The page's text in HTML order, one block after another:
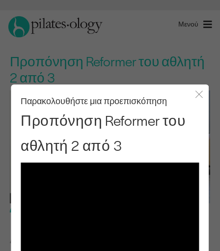
Μενού
Προπόνηση Reformer του αθλητή
2 από 3
Παρακολουθήστε μια προεπισκόπηση
Προπόνηση Reformer του
αθλητή 2 από 3
ΔΆΣΚΑΛΟΣ